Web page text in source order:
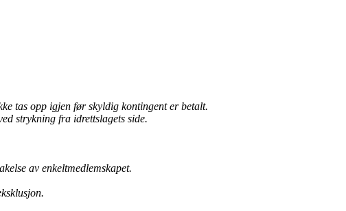
tas opp igjen før skyldig kontingent er betalt.
strykning fra idrettslagets side.
av enkeltmedlemskapet.